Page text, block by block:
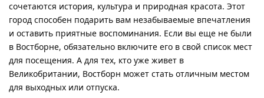
сочетаются история, культура и природная красота. Этот
город способен подарить вам незабываемые впечатления
и оставить приятные воспоминания. Если вы еще не были
в Востборне, обязательно включите его в свой список мест
для посещения. А для тех, кто уже живет в
Великобритании, Востборн может стать отличным местом
для выходных или отпуска.